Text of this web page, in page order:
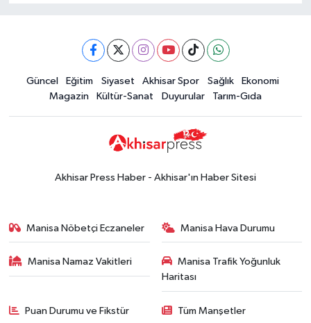
Güncel Eğitim Siyaset Akhisar Spor Sağlık
Ekonomi
Magazin
Kültür-Sanat Duyurular Tarım-Gıda
Akhisar Press Haber - Akhisar'ın Haber Sitesi
Manisa Nöbetçi Eczaneler Manisa Hava Durumu
Manisa Namaz Vakitleri
Manisa Trafik Yoğunluk
Haritası
Puan Durumu ve Fikstür Tüm Manşetler